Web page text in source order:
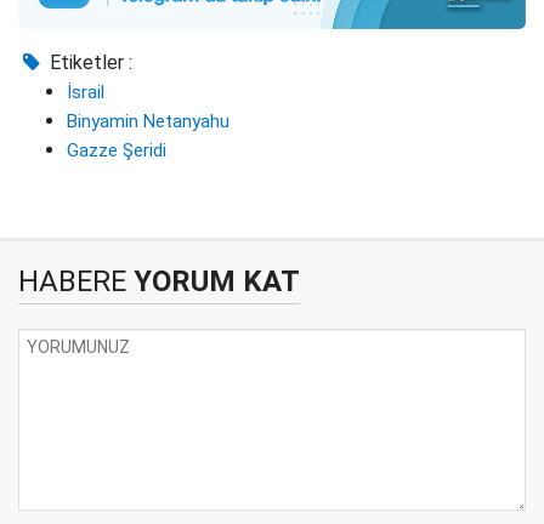
Etiketler :
İsrail
Binyamin Netanyahu
Gazze Şeridi
HABERE YORUM KAT